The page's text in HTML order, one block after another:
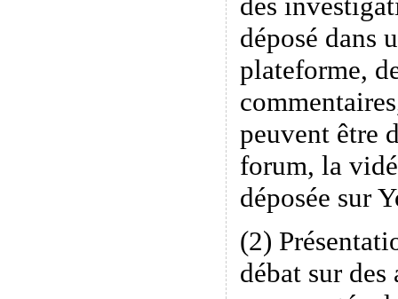
déposé dans
plateforme,
peuvent être
forum, la
déposée sur
(2)
débat sur